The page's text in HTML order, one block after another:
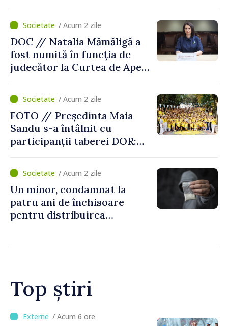
/ Acum 2 zile
DOC // Natalia Mămăligă a
fost numită în funcția de
judecător la Curtea de Apel
/ Acum 2 zile
FOTO // Președinta Maia
Sandu s-a întâlnit cu
participanții taberei DOR:
noastră rămâne puternică”
/ Acum 2 zile
Un minor, condamnat la
patru ani de închisoare
pentru distribuirea
Top știri
/ Acum 2 ore